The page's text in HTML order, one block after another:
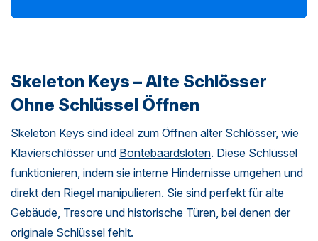
Skeleton Keys – Alte Schlösser
Ohne Schlüssel Öffnen
Skeleton Keys sind ideal zum Öffnen alter Schlösser, wie
Klavierschlösser und Bontebaardsloten. Diese Schlüssel
funktionieren, indem sie interne Hindernisse umgehen und
direkt den Riegel manipulieren. Sie sind perfekt für alte
Gebäude, Tresore und historische Türen, bei denen der
originale Schlüssel fehlt.